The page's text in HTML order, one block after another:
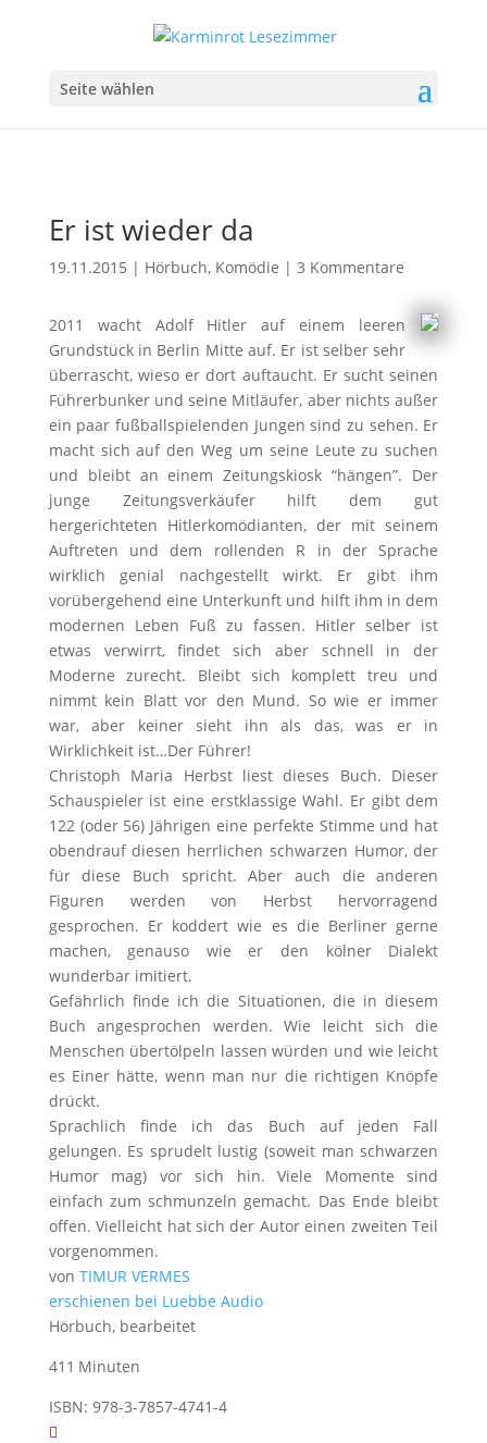
Seite wählen
Er ist wieder da
19.11.2015 | Hörbuch, Komödie | 3 Kommentare
2011 wacht Adolf Hitler auf einem leeren
Grundstück in Berlin Mitte auf. Er ist selber sehr
überrascht, wieso er dort auftaucht. Er sucht seinen
Führerbunker und seine Mitläufer, aber nichts außer
ein paar fußballspielenden Jungen sind zu sehen. Er
macht sich auf den Weg um seine Leute zu suchen
und bleibt an einem Zeitungskiosk “hängen”. Der
junge Zeitungsverkäufer hilft dem gut
hergerichteten Hitlerkomödianten, der mit seinem
Auftreten und dem rollenden R in der Sprache
wirklich genial nachgestellt wirkt. Er gibt ihm
vorübergehend eine Unterkunft und hilft ihm in dem
modernen Leben Fuß zu fassen. Hitler selber ist
etwas verwirrt, findet sich aber schnell in der
Moderne zurecht. Bleibt sich komplett treu und
nimmt kein Blatt vor den Mund. So wie er immer
war, aber keiner sieht ihn als das, was er in
Wirklichkeit ist…Der Führer!
Christoph Maria Herbst liest dieses Buch. Dieser
Schauspieler ist eine erstklassige Wahl. Er gibt dem
122 (oder 56) Jährigen eine perfekte Stimme und hat
obendrauf diesen herrlichen schwarzen Humor, der
für diese Buch spricht. Aber auch die anderen
Figuren werden von Herbst hervorragend
gesprochen. Er koddert wie es die Berliner gerne
machen, genauso wie er den kölner Dialekt
wunderbar imitiert.
Gefährlich finde ich die Situationen, die in diesem
Buch angesprochen werden. Wie leicht sich die
Menschen übertölpeln lassen würden und wie leicht
es Einer hätte, wenn man nur die richtigen Knöpfe
drückt.
Sprachlich finde ich das Buch auf jeden Fall
gelungen. Es sprudelt lustig (soweit man schwarzen
Humor mag) vor sich hin. Viele Momente sind
einfach zum schmunzeln gemacht. Das Ende bleibt
offen. Vielleicht hat sich der Autor einen zweiten Teil
vorgenommen.
von TIMUR VERMES
erschienen bei Luebbe Audio
Hörbuch, bearbeitet
411 Minuten
ISBN: 978-3-7857-4741-4